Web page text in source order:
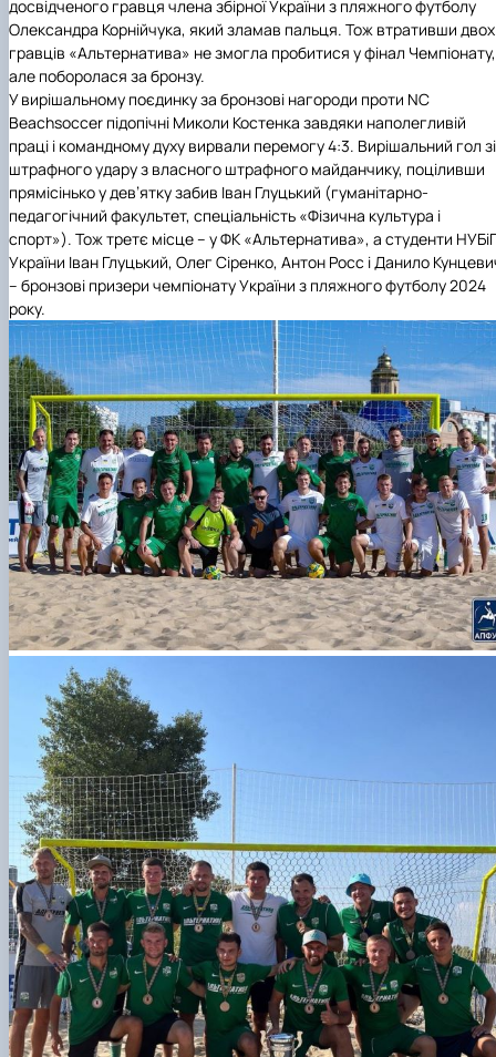
досвідченого гравця члена збірної України з пляжного футболу
Олександра Корнійчука, який зламав пальця. Тож втративши двох
гравців «Альтернатива» не змогла пробитися у фінал Чемпіонату,
але поборолася за бронзу.
У вирішальному поєдинку за бронзові нагороди проти NC
Beachsoccer підопічні Миколи Костенка завдяки наполегливій
праці і командному духу вирвали перемогу 4:3. Вирішальний гол зі
штрафного удару з власного штрафного майданчику, поціливши
прямісінько у дев’ятку забив Іван Глуцький (гуманітарно-
педагогічний факультет, спеціальність «Фізична культура і
спорт»). Тож третє місце – у ФК «Альтернатива», а студенти
України Іван Глуцький, Олег Сіренко, Антон Росс і Данило
– бронзові призери чемпіонату України з пляжного футболу 2024
року.